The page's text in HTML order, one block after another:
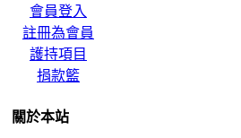
會員登入
註冊為會員
護持項目
捐款籃
關於本站